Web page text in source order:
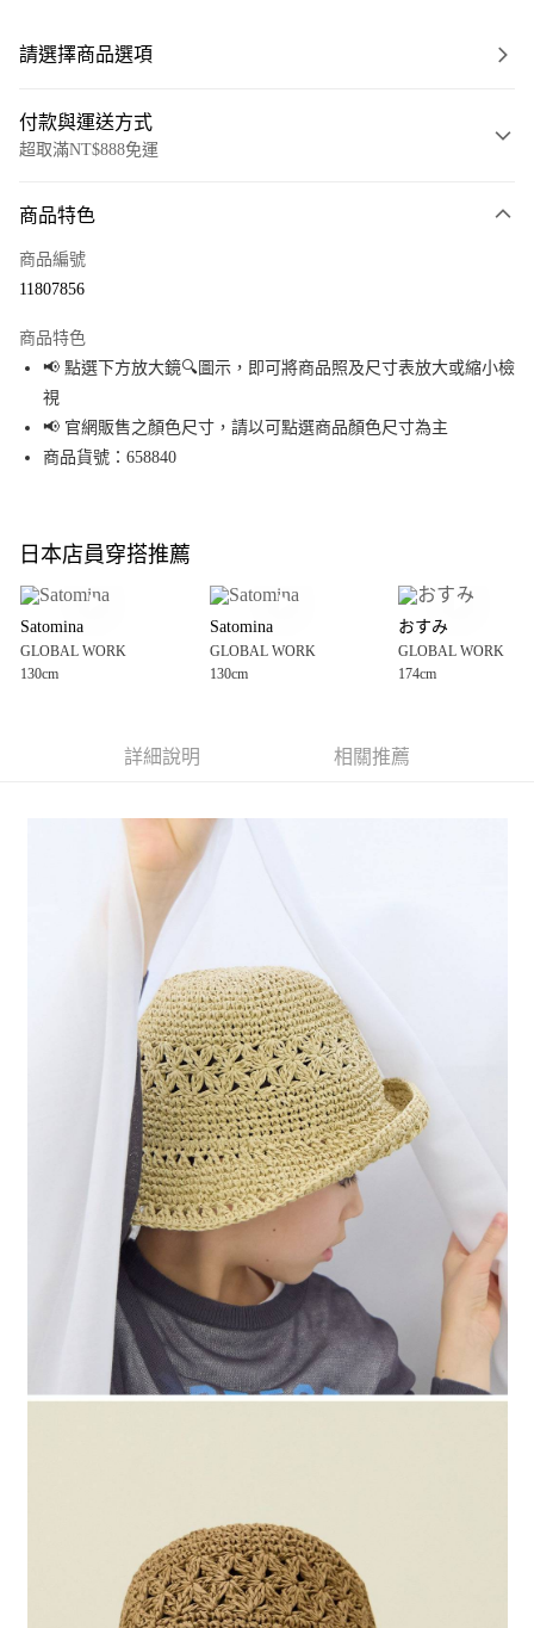
請選擇商品選項
付款與運送方式
超取滿NT$888免運
信用卡一次付款
Apple Pay
街口支付
悠遊付
全盈+PAY
大哥付你分期
1.本服務由台灣大哥大提供，台灣大哥大用戶可立即使用無須另外申請。
2.付款方式選擇「大哥付你分期」，訂單成立後會自動跳轉到大哥付的交易
3.實際核准額度、可分期數及費用金額請依後續交易確認頁面所載為準。
4.訂單成立30分鐘內，如未前往確認交易或遇審核未通過，訂單將自動取
【繳款方式說明】
1.分期款項不併入電信帳單，「大哥付你分期」於每月結算日後寄送繳費提
2.透過簡訊連結打開帳單後，可選擇「超商條碼／台灣大直營門市／銀行轉
帳／街口支付／iPASS MONEY」等通路繳費。
1.本服務係由「台灣大哥大股份有限公司」（以下簡稱本公司）所提供，讓
用戶於交易時，得透過本服務購買商品或服務，並由商店將買賣／分期付款
買賣價金債權讓與本公司後，依約使用本公司帳單繳交帳款。
2.基於同意付款使用「大哥付你分期」之契約關係目的，商店將以您的個人
資料（包含姓名、電話或地址）提供予台灣大哥大進項蒐集、處理及利用，
由本公司與您本人進行分期帳單所需資料之確認、核對及更正。
3.完整用戶服務條款，請詳閱以下連結：https://oppay.tw/userRule
AFTEE先享後付
３．安心：先確認商品／服務後，再付款。
【「AFTEE先享後付」結帳流程】
１．於結帳方式選擇「AFTEE先享後付」後，將跳轉至「AFTEE先享後付」
結帳頁面，進行簡訊認證並確認金額後，即可完成結帳。
２．訂單成立數日內，您將收到繳費通知簡訊。
３．收到繳費通知簡訊後14天內，點擊此簡訊中的連結，可透過四大超商／
ATM／網路銀行／等多元方式進行付款，方視為交易完成。
※ 請注意：結帳手續完成當下不需立刻繳費，但若您需要取消訂單，請聯絡
購買商品的店家。未經商家同意取消之訂單仍視為有效，需透過AFTEE先享
後付繳納相關費用。
※ 交易是否成功請以「AFTEE先享後付 」之結帳頁面顯示為準，若有關於
是否繳費成功／繳費後需取消欲退款等相關疑問，請聯繫「AFTEE先享後付
https://netprotections.freshdesk.com/support/home
１．透過由恩沛科技股份有限公司提供之「AFTEE先享後付」服務完成之交
易，需依本服務之必要範圍內提供個人資料，並將交易相關給付款項請求債
權轉讓予恩沛科技股份有限公司。
２．關於個人資料處理事宜，請瀏覽以下網址：
https://aftee.tw/terms/#terms3
３．未成年的使用者請事先徵得法定代理人或監護人之同意方可使用
「AFTEE先享後付」，若未經同意申辦者引起之損失，本公司不負相關責
４．使用「AFTEE先享後付」時，將依據個別帳號之用戶狀況，依本公司即
時審查核予不同之上限額度；若仍有額度不足之情形，本公司將視審查結果
請求用戶進行身份認證。
５．嚴禁一人註冊多個帳號或使用他人資訊註冊。若發現惡意使用之情形，
恩沛科技股份有限公司將有權停止該用戶之使用額度並採取法律行動。
每筆NT$80，滿NT$888(含以上)免運費
付款後 全家取貨
每筆NT$80，滿NT$888(含以上)免運費
每筆NT$80，滿NT$1,500(含以上)免運費
每筆NT$80，滿NT$1,500(含以上)免運費
每筆NT$80，滿NT$1,500(含以上)免運費
商品特色
商品編號
11807856
商品特色
📢 點選下方放大鏡🔍圖示，即可將商品照及尺寸表放大或縮小檢
視
📢 官網販售之顏色尺寸，請以可點選商品顏色尺寸為主
商品貨號：658840
日本店員穿搭推薦
Satomina
GLOBAL WORK
130cm
Satomina
GLOBAL WORK
130cm
おすみ
GLOBAL WORK
174cm
詳細說明 相關推薦